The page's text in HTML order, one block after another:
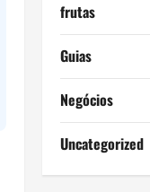
frutas
Guias
Negócios
Uncategorized